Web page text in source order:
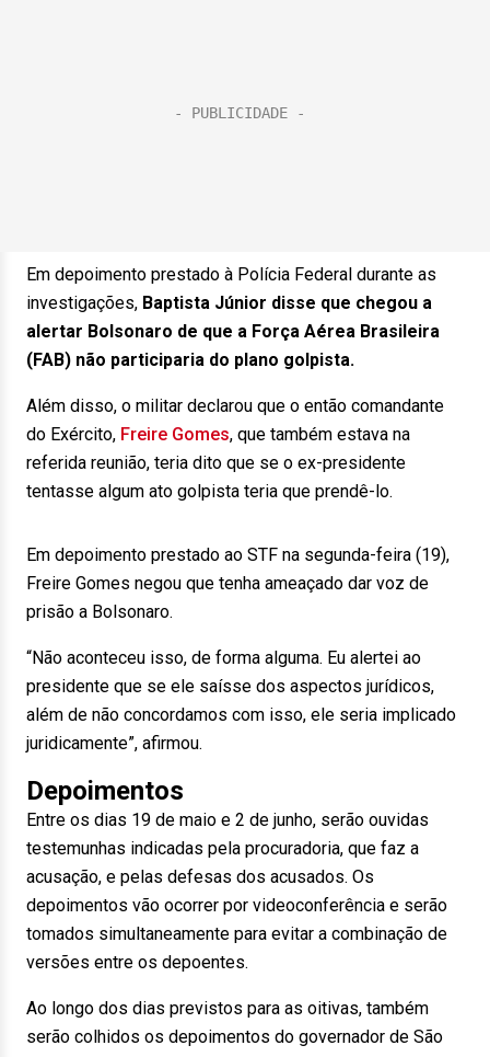
Em depoimento prestado à Polícia Federal durante as
investigações, Baptista Júnior disse que chegou a
alertar Bolsonaro de que a Força Aérea Brasileira
(FAB) não participaria do plano golpista.
Além disso, o militar declarou que o então comandante
do Exército, Freire Gomes, que também estava na
referida reunião, teria dito que se o ex-presidente
tentasse algum ato golpista teria que prendê-lo.
Em depoimento prestado ao STF na segunda-feira (19),
Freire Gomes negou que tenha ameaçado dar voz de
prisão a Bolsonaro.
“Não aconteceu isso, de forma alguma. Eu alertei ao
presidente que se ele saísse dos aspectos jurídicos,
além de não concordamos com isso, ele seria implicado
juridicamente”, afirmou.
Depoimentos
Entre os dias 19 de maio e 2 de junho, serão ouvidas
testemunhas indicadas pela procuradoria, que faz a
acusação, e pelas defesas dos acusados. Os
depoimentos vão ocorrer por videoconferência e serão
tomados simultaneamente para evitar a combinação de
versões entre os depoentes.
Ao longo dos dias previstos para as oitivas, também
serão colhidos os depoimentos do governador de São